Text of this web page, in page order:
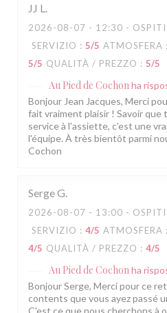
JJ L
2026-08-07 - 12:30 - OSPITI
SERVIZIO : 5/5 ATMOSFERA :
5/5 QUALITÀ / PREZZO : 5/5
Au Pied de Cochonha
Bonjour Jean Jacques, Merci
fait vraiment plaisir ! Savoir que
service à l'assiette, c'est une
l'équipe. À très bientôt parmi
Cochon
SergeG
2026-08-07 - 13:00 - OSPITI
SERVIZIO : 4/5 ATMOSFERA :
4/5 QUALITÀ / PREZZO : 4/5
Au Pied de Cochonha
Bonjour Serge, Merci pour ce
contents que vous ayez passé